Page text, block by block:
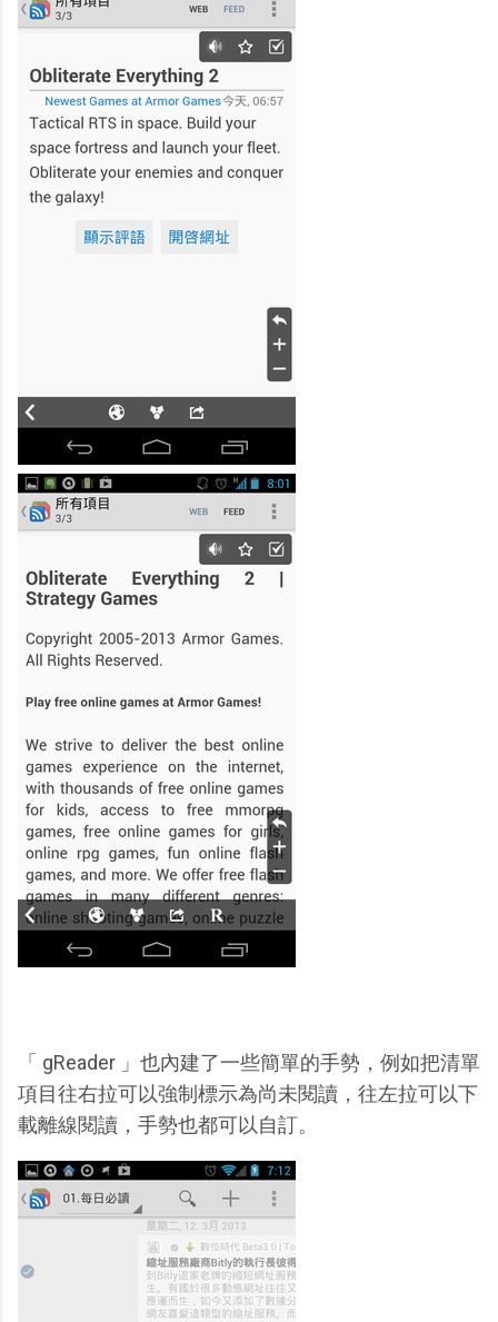
「 gReader 」也內建了一些簡單的手勢，例如把清單
項目往右拉可以強制標示為尚未閱讀，往左拉可以下
載離線閱讀，手勢也都可以自訂。